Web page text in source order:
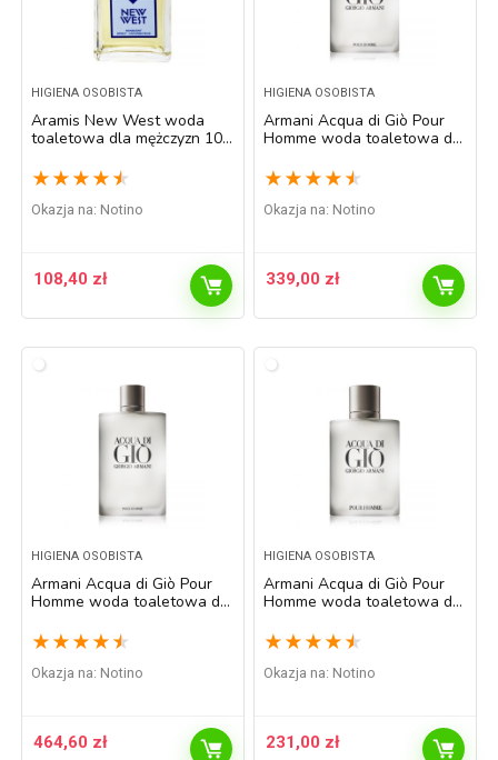
HIGIENA OSOBISTA
Aramis New West woda
toaletowa dla mężczyzn 100
★ ★ ★ ★ ★
Okazja na: Notino
108,40 zł
HIGIENA OSOBISTA
Armani Acqua di Giò Pour
Homme woda toaletowa dla
★ ★ ★ ★ ★
Okazja na: Notino
339,00 zł
HIGIENA OSOBISTA
Armani Acqua di Giò Pour
Homme woda toaletowa dla
★ ★ ★ ★ ★
Okazja na: Notino
464,60 zł
HIGIENA OSOBISTA
Armani Acqua di Giò Pour
Homme woda toaletowa dla
★ ★ ★ ★ ★
Okazja na: Notino
231,00 zł